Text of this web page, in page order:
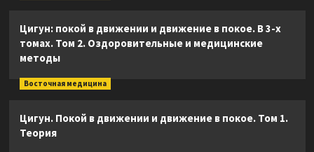
Цигун: покой в движении и движение в покое. В 3-х
томах. Том 2. Оздоровительные и медицинские
методы
Восточная медицина
Цигун. Покой в движении и движение в покое. Том 1.
Теория